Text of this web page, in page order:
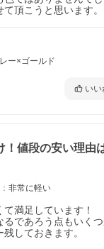
頂こうと思います。
ー×ゴールド
いい
！値段の安い理
： 非常に軽い
満足しています！
であろう点もいくつ
しておきます。